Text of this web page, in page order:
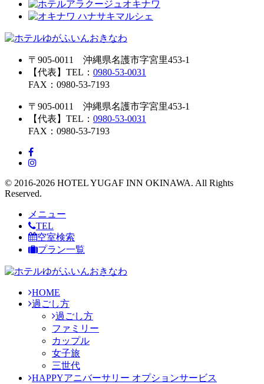
〒905-0011 沖縄県名護市字宮里453-1
【代表】TEL： 0980-53-0031
FAX：0980-53-7193
〒905-0011 沖縄県名護市字宮里453-1
【代表】TEL： 0980-53-0031
FAX：0980-53-7193
© 2016-2026 HOTEL YUGAF INN OKINAWA. All Rights
Reserved.
メニュー
TEL
空室検索
プラン一覧
HOME
過ごし方
過ごし方
ファミリー
カップル
女子旅
三世代
HAPPYアニバーサリー オプションサービス